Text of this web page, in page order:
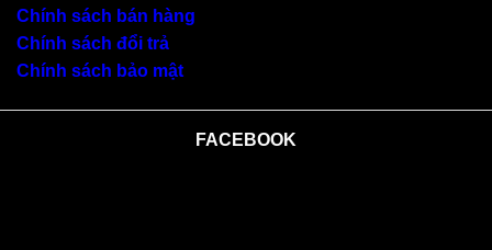
Chính sách bán hàng
Chính sách đổi trả
Chính sách bảo mật
FACEBOOK